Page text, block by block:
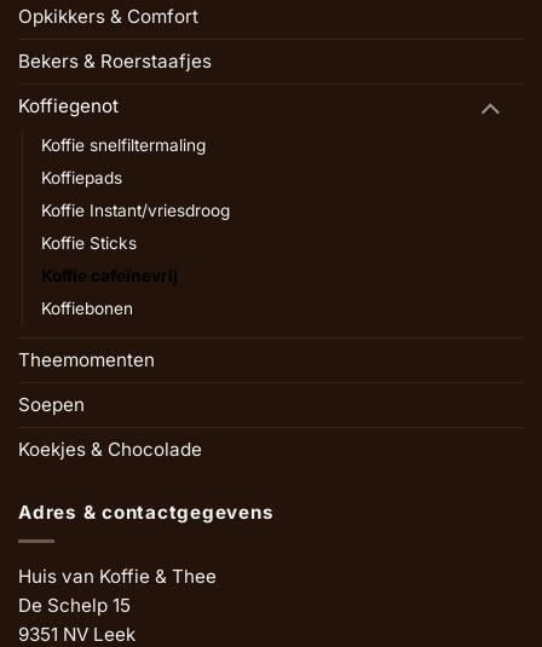
Opkikkers & Comfort
Bekers & Roerstaafjes
Koffiegenot
Koffie snelfiltermaling
Koffiepads
Koffie Instant/vriesdroog
Koffie Sticks
Koffie cafeïnevrij
Koffiebonen
Theemomenten
Soepen
Koekjes & Chocolade
Adres & contactgegevens
Huis van Koffie & Thee
De Schelp 15
9351 NV Leek